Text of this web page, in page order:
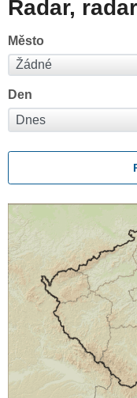
Radar,
Město
Den